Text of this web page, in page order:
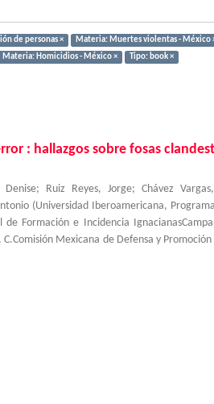
de personas ×
Materia: Muertes violentas - México
Materia: Homicidios - México × Tipo: book ×
: hallazgos sobre fosas
Denise; Ruiz Reyes, Jorge; Chávez
(Universidad Iberoamericana,
de Formación e Incidencia
C.Comisión Mexicana de Defensa y